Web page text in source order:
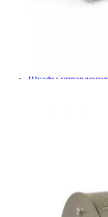
Шкафы управления